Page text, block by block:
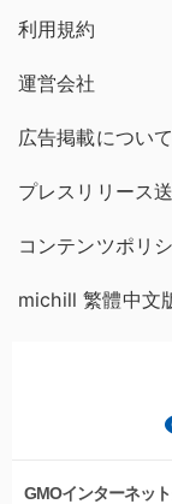
利用規約
運営会社
広告掲載について
プレスリリース
コンテンツポリ
michill 繁體中文
GMOインターネッ